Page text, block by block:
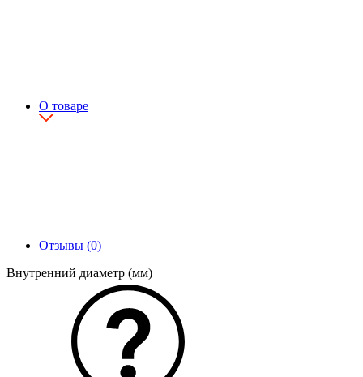
О товаре
Отзывы (0)
Внутренний диаметр (мм)